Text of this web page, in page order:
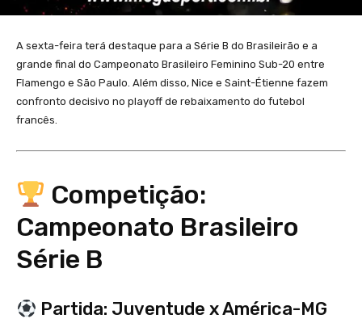
A sexta-feira terá destaque para a Série B do Brasileirão e a
grande final do Campeonato Brasileiro Feminino Sub-20 entre
Flamengo e São Paulo. Além disso, Nice e Saint-Étienne fazem
confronto decisivo no playoff de rebaixamento do futebol
francês.
Competição:
Campeonato Brasileiro
Série B
Partida: Juventude x América-MG